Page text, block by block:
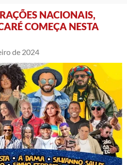
NACIONAIS,
COMEÇA NESTA
de 2024